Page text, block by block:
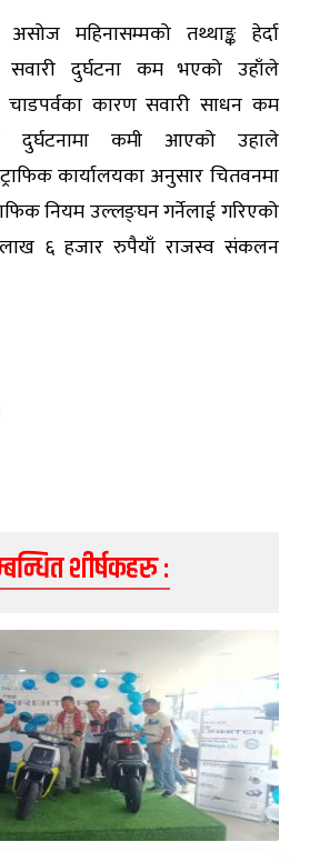
महिनासम्मको तथ्थाङ्क हेर्दा
सवारी दुर्घटना कम भएको उहाँले
कारण सवारी साधन कम
कमी आएको उहाले
कार्यालयका अनुसार चितवनमा
नियम उल्लङ्घन गर्नेलाई गरिएको
लाख ६ हजार रुपैयाँ राजस्व संकलन
शीर्षकहरु :